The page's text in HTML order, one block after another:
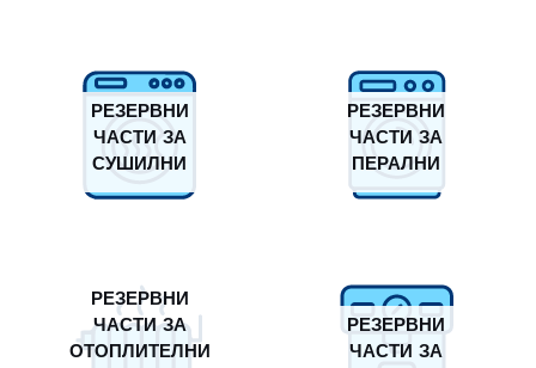
РЕЗЕРВНИ
ЧАСТИ ЗА
СУШИЛНИ
РЕЗЕРВНИ
ЧАСТИ ЗА
ПЕРАЛНИ
РЕЗЕРВНИ
ЧАСТИ ЗА
ОТОПЛИТЕЛНИ
РЕЗЕРВНИ
ЧАСТИ ЗА